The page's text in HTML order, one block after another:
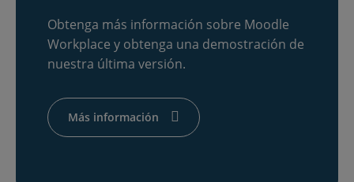
Obtenga más información sobre Moodle
Workplace y obtenga una demostración de
nuestra última versión.
Más información